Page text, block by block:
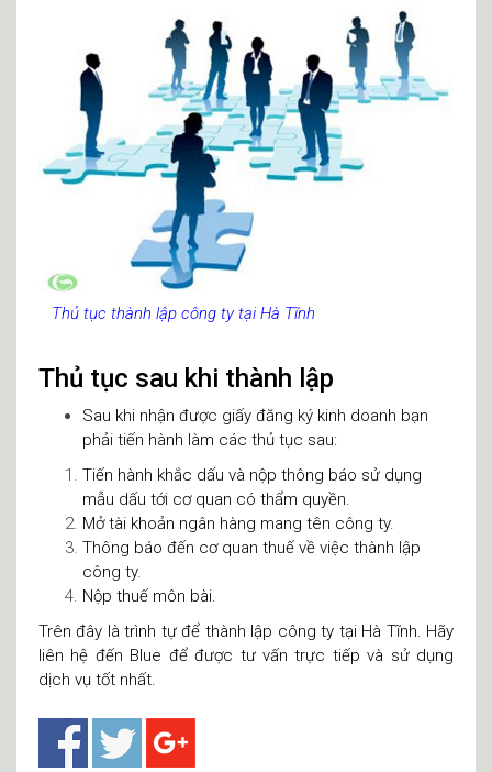
Thủ tục thành lập công ty tại Hà Tĩnh
Thủ tục sau khi thành lập
Sau khi nhận được giấy đăng ký kinh doanh bạn
phải tiến hành làm các thủ tục sau:
Tiến hành khắc dấu và nộp thông báo sử dụng
mẫu dấu tới cơ quan có thẩm quyền.
Mở tài khoản ngân hàng mang tên công ty.
Thông báo đến cơ quan thuế về việc thành lập
công ty.
Nộp thuế môn bài.
Trên đây là trình tự để thành lập công ty tại Hà Tĩnh. Hãy
liên hệ đến Blue để được tư vấn trực tiếp và sử dụng
dịch vụ tốt nhất.